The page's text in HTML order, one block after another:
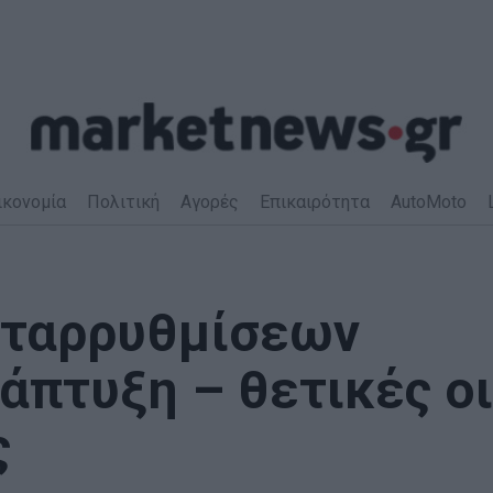
Πολιτική Αγορές Επικαιρότητα AutoMoto
– θετικές οι